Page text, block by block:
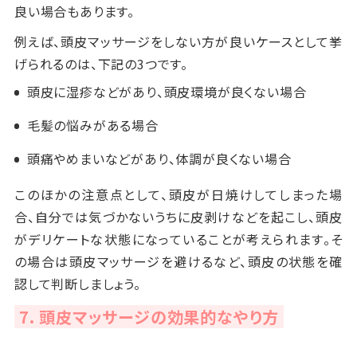
良い場合もあります。
例えば、頭皮マッサージをしない方が良いケースとして挙
げられるのは、下記の3つです。
頭皮に湿疹などがあり、頭皮環境が良くない場合
毛髪の悩みがある場合
頭痛やめまいなどがあり、体調が良くない場合
このほかの注意点として、頭皮が日焼けしてしまった場
合、自分では気づかないうちに皮剥けなどを起こし、頭皮
がデリケートな状態になっていることが考えられます。そ
の場合は頭皮マッサージを避けるなど、頭皮の状態を確
認して判断しましょう。
7. 頭皮マッサージの効果的なやり方